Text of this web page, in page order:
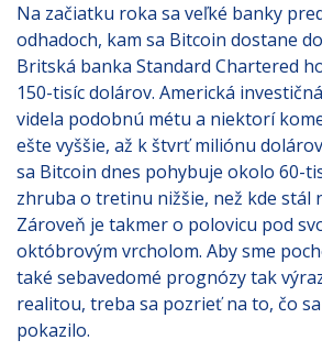
Na začiatku roka sa veľké banky
odhadoch, kam sa Bitcoin dostane
Britská banka Standard Chartered
150-tisíc dolárov. Americká
videla podobnú métu a niektorí
ešte vyššie, až k štvrť miliónu
sa Bitcoin dnes pohybuje okolo 60-
zhruba o tretinu nižšie, než kde stál
Zároveň je takmer o polovicu pod
októbrovým vrcholom. Aby sme
také sebavedomé prognózy tak
realitou, treba sa pozrieť na to, čo
pokazilo.